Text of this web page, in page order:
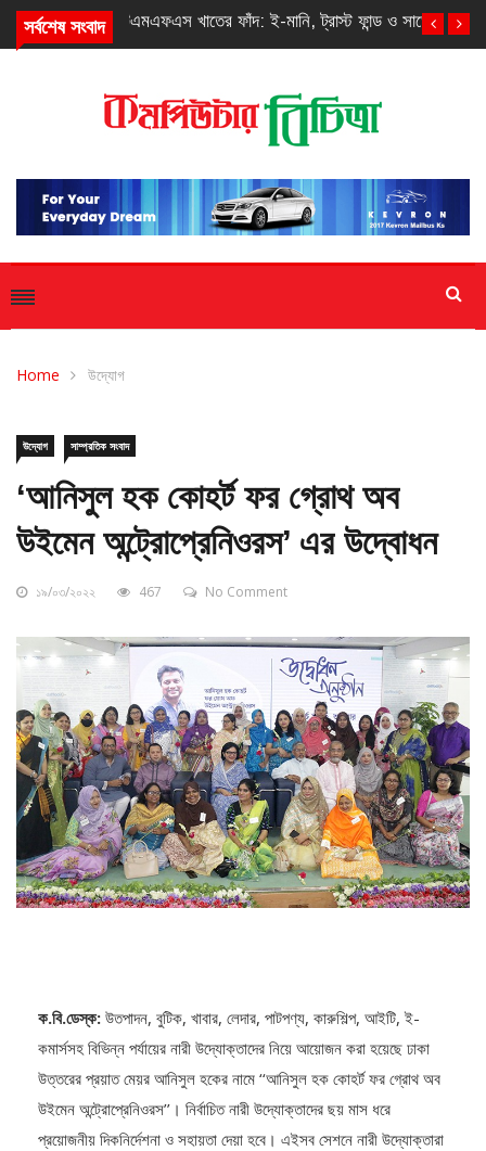
সর্বশেষ সংবাদ
এমএফএস খাতের ফাঁদ: ই-মানি, ট্রাস্ট ফান্ড ও সাড়ে আঠারো টাকা
‘আনিসুল হক কোহর্ট ফর গ্রোথ অব
উইমেন অন্ট্রোপ্রেনিওরস’ এর উদ্বোধন
ক.বি.ডেস্ক:উতপাদন, বুটিক, খাবার, লেদার, পাটপণ্য, কারুশিল্প, আইটি, ই-
কমার্সসহ বিভিন্ন পর্যায়ের নারী উদ্যোক্তাদের নিয়ে আয়োজন করা হয়েছে ঢাকা
উত্তরের প্রয়াত মেয়র আনিসুল হকের নামে ‘‘আনিসুল হক কোহর্ট ফর গ্রোথ অব
উইমেন অন্ট্রোপ্রেনিওরস’’। নির্বাচিত নারী উদ্যোক্তাদের ছয় মাস ধরে